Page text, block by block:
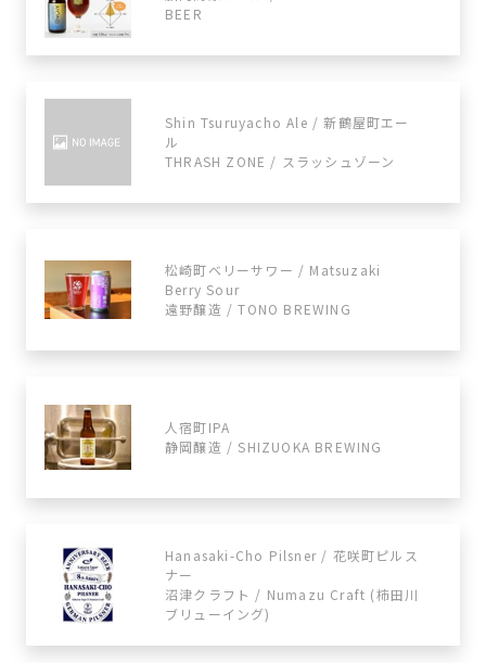
BEER
Shin Tsuruyacho Ale / 新鶴屋町エー
ル
THRASH ZONE / スラッシュゾーン
松崎町ベリーサワー / Matsuzaki
Berry Sour
遠野醸造 / TONO BREWING
人宿町IPA
静岡醸造 / SHIZUOKA BREWING
Hanasaki-Cho Pilsner / 花咲町ピルス
ナー
沼津クラフト / Numazu Craft (柿田川
ブリューイング)